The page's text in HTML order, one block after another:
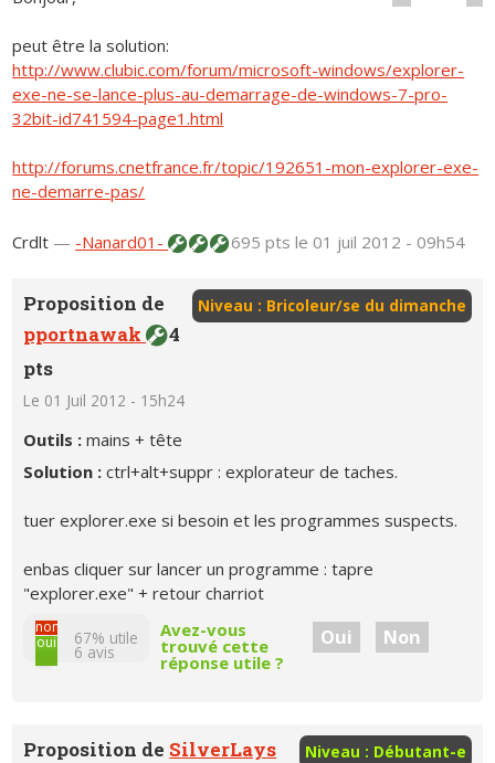
peut être la solution:
http://www.clubic.com/forum/microsoft-windows/explorer-
exe-ne-se-lance-plus-au-demarrage-de-windows-7-pro-
32bit-id741594-page1.html
http://forums.cnetfrance.fr/topic/192651-mon-explorer-exe-
ne-demarre-pas/
Crdlt — -Nanard01- 695 ptsle 01 juil 2012 - 09h54
Niveau : Bricoleur/se du dimanche
Proposition de
pportnawak
4
pts
Le 01 Juil 2012 - 15h24
Outils :mains + tête
Solution :ctrl+alt+suppr : explorateur de taches.
tuer explorer.exe si besoin et les programmes suspects.
enbas cliquer sur lancer un programme : tapre
"explorer.exe" + retour charriot
non
oui
67% utile
6 avis
Avez-vous
trouvé cette
réponse utile ?
Oui Non
Niveau : Débutant-e
Proposition de SilverLays